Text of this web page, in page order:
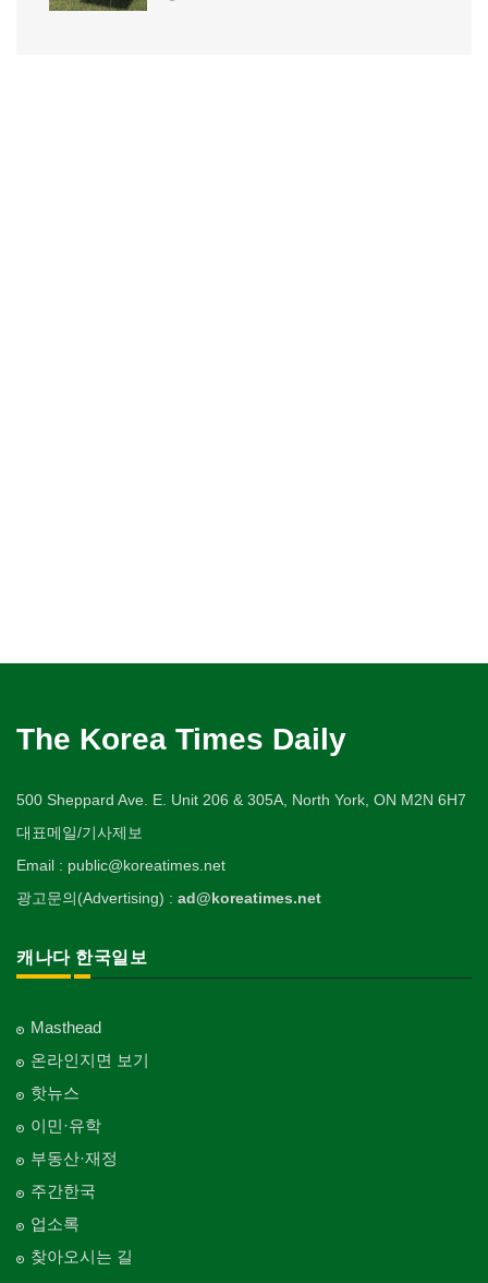
The Korea Times Daily
500 Sheppard Ave. E. Unit 206 & 305A, North York, ON M2N 6H7
대표메일/기사제보
Email : public@koreatimes.net
광고문의(Advertising) : ad@koreatimes.net
캐나다 한국일보
Masthead
온라인지면 보기
핫뉴스
이민·유학
부동산·재정
주간한국
업소록
찾아오시는 길